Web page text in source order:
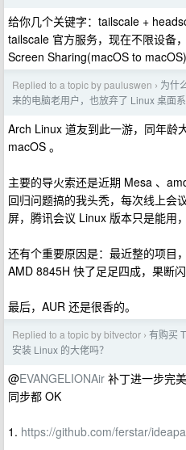
给你几个关键字：tailscale +
tailscale 官方服务，现在不限设备
Screen Sharing(macOS to
Replied to a topic by pauluswen › 为什
来的电脑老用户，也放弃了 Linux 桌面
Arch Linux 道友到此一游，同年龄
macOS 。
主要的导火索还是近期 Mesa 、
回归问题搞的我头秃，每次线上会
屏，腾讯会议 Linux 版本只是能用
还有个重要原因是：最近整的项目
AMD 8845H 快了足足四成，果断闪
最后，AUR 还是很香的。
Replied to a topic by bitvector › 有购买
安装 Linux 的大佬吗？
@EVANGELIONAir 补丁进一步完
同步都 OK
1. https://github.com/ferstar/